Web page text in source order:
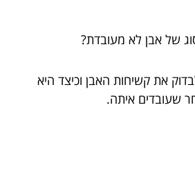
של אבן לא מעובדת?
את קשיחות האבן וכיצד היא
שעובדים איתה.